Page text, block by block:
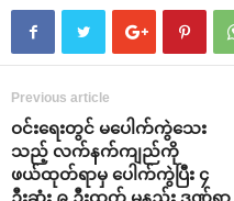
Previous article
ဝင်းရေးတွင် မပေါက်ကွဲသေး
သည့် လက်နက်ကျည်ကို
ဖယ်ထုတ်ရာမှ ပေါက်ကွဲပြီး ၄